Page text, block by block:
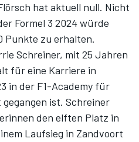
hat aktuell null. Nicht
Formel 3 2024 würde
Punkte zu erhalten.
Schreiner, mit 25 Jahren
für eine Karriere in
in der F1-Academy für
ist. Schreiner
den elften Platz in
Laufsieg in Zandvoort